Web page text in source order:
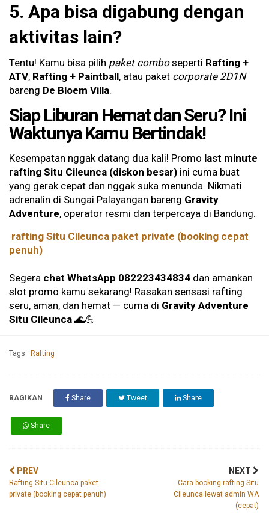
5. Apa bisa digabung dengan
aktivitas lain?
Tentu! Kamu bisa pilih paket comboseperti Rafting +
ATV, Rafting + Paintball, atau paket corporate 2D1N
bareng De Bloem Villa.
Siap Liburan Hemat dan Seru? Ini
Waktunya Kamu Bertindak!
Kesempatan nggak datang dua kali! Promo last minute
rafting Situ Cileunca (diskon besar) ini cuma buat
yang gerak cepat dan nggak suka menunda. Nikmati
adrenalin di Sungai Palayangan bareng Gravity
Adventure, operator resmi dan terpercaya di Bandung.
rafting Situ Cileunca paket private (booking cepat
penuh)
Segera chat WhatsApp 082223434834 dan amankan
slot promo kamu sekarang! Rasakan sensasi rafting
seru, aman, dan hemat — cuma di Gravity Adventure
Situ Cileunca 🌊💪
Tags : Rafting
BAGIKAN Share Tweet Share
Share
PREV
Rafting Situ Cileunca paket
private (booking cepat penuh)
NEXT
Cara booking rafting Situ
Cileunca lewat admin WA
(cepat)